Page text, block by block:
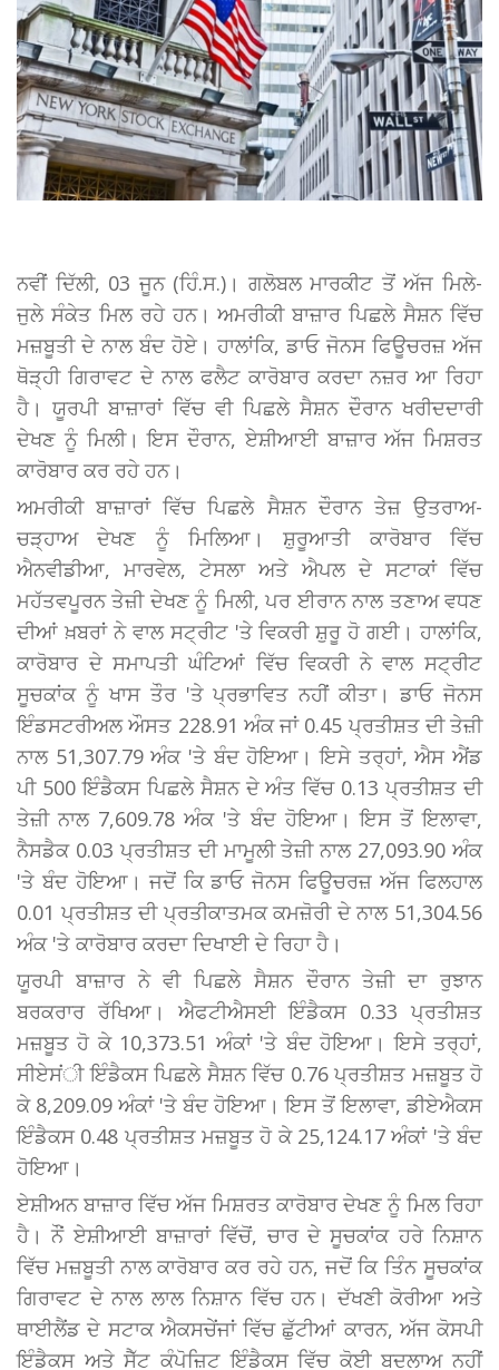
ਨਵੀਂ ਦਿੱਲੀ, 03 ਜੂਨ (ਹਿੰ.ਸ.)। ਗਲੋਬਲ ਮਾਰਕੀਟ ਤੋਂ ਅੱਜ ਮਿਲੇ-
ਜੁਲੇ ਸੰਕੇਤ ਮਿਲ ਰਹੇ ਹਨ। ਅਮਰੀਕੀ ਬਾਜ਼ਾਰ ਪਿਛਲੇ ਸੈਸ਼ਨ ਵਿੱਚ
ਮਜ਼ਬੂਤੀ ਦੇ ਨਾਲ ਬੰਦ ਹੋਏ। ਹਾਲਾਂਕਿ, ਡਾਓ ਜੋਨਸ ਫਿਊਚਰਜ਼ ਅੱਜ
ਥੋੜ੍ਹੀ ਗਿਰਾਵਟ ਦੇ ਨਾਲ ਫਲੈਟ ਕਾਰੋਬਾਰ ਕਰਦਾ ਨਜ਼ਰ ਆ ਰਿਹਾ
ਹੈ। ਯੂਰਪੀ ਬਾਜ਼ਾਰਾਂ ਵਿੱਚ ਵੀ ਪਿਛਲੇ ਸੈਸ਼ਨ ਦੌਰਾਨ ਖਰੀਦਦਾਰੀ
ਦੇਖਣ ਨੂੰ ਮਿਲੀ। ਇਸ ਦੌਰਾਨ, ਏਸ਼ੀਆਈ ਬਾਜ਼ਾਰ ਅੱਜ ਮਿਸ਼ਰਤ
ਕਾਰੋਬਾਰ ਕਰ ਰਹੇ ਹਨ।
ਅਮਰੀਕੀ ਬਾਜ਼ਾਰਾਂ ਵਿੱਚ ਪਿਛਲੇ ਸੈਸ਼ਨ ਦੌਰਾਨ ਤੇਜ਼ ਉਤਰਾਅ-
ਚੜ੍ਹਾਅ ਦੇਖਣ ਨੂੰ ਮਿਲਿਆ। ਸ਼ੁਰੂਆਤੀ ਕਾਰੋਬਾਰ ਵਿੱਚ
ਐਨਵੀਡੀਆ, ਮਾਰਵੇਲ, ਟੇਸਲਾ ਅਤੇ ਐਪਲ ਦੇ ਸਟਾਕਾਂ ਵਿੱਚ
ਮਹੱਤਵਪੂਰਨ ਤੇਜ਼ੀ ਦੇਖਣ ਨੂੰ ਮਿਲੀ, ਪਰ ਈਰਾਨ ਨਾਲ ਤਣਾਅ ਵਧਣ
ਦੀਆਂ ਖ਼ਬਰਾਂ ਨੇ ਵਾਲ ਸਟ੍ਰੀਟ 'ਤੇ ਵਿਕਰੀ ਸ਼ੁਰੂ ਹੋ ਗਈ। ਹਾਲਾਂਕਿ,
ਕਾਰੋਬਾਰ ਦੇ ਸਮਾਪਤੀ ਘੰਟਿਆਂ ਵਿੱਚ ਵਿਕਰੀ ਨੇ ਵਾਲ ਸਟ੍ਰੀਟ
ਸੂਚਕਾਂਕ ਨੂੰ ਖਾਸ ਤੌਰ 'ਤੇ ਪ੍ਰਭਾਵਿਤ ਨਹੀਂ ਕੀਤਾ। ਡਾਓ ਜੋਨਸ
ਇੰਡਸਟਰੀਅਲ ਔਸਤ 228.91 ਅੰਕ ਜਾਂ 0.45 ਪ੍ਰਤੀਸ਼ਤ ਦੀ ਤੇਜ਼ੀ
ਨਾਲ 51,307.79 ਅੰਕ 'ਤੇ ਬੰਦ ਹੋਇਆ। ਇਸੇ ਤਰ੍ਹਾਂ, ਐਸ ਐਂਡ
ਪੀ 500 ਇੰਡੈਕਸ ਪਿਛਲੇ ਸੈਸ਼ਨ ਦੇ ਅੰਤ ਵਿੱਚ 0.13 ਪ੍ਰਤੀਸ਼ਤ ਦੀ
ਤੇਜ਼ੀ ਨਾਲ 7,609.78 ਅੰਕ 'ਤੇ ਬੰਦ ਹੋਇਆ। ਇਸ ਤੋਂ ਇਲਾਵਾ,
ਨੈਸਡੈਕ 0.03 ਪ੍ਰਤੀਸ਼ਤ ਦੀ ਮਾਮੂਲੀ ਤੇਜ਼ੀ ਨਾਲ 27,093.90 ਅੰਕ
'ਤੇ ਬੰਦ ਹੋਇਆ। ਜਦੋਂ ਕਿ ਡਾਓ ਜੋਨਸ ਫਿਊਚਰਜ਼ ਅੱਜ ਫਿਲਹਾਲ
0.01 ਪ੍ਰਤੀਸ਼ਤ ਦੀ ਪ੍ਰਤੀਕਾਤਮਕ ਕਮਜ਼ੋਰੀ ਦੇ ਨਾਲ 51,304.56
ਅੰਕ 'ਤੇ ਕਾਰੋਬਾਰ ਕਰਦਾ ਦਿਖਾਈ ਦੇ ਰਿਹਾ ਹੈ।
ਯੂਰਪੀ ਬਾਜ਼ਾਰ ਨੇ ਵੀ ਪਿਛਲੇ ਸੈਸ਼ਨ ਦੌਰਾਨ ਤੇਜ਼ੀ ਦਾ ਰੁਝਾਨ
ਬਰਕਰਾਰ ਰੱਖਿਆ। ਐਫਟੀਐਸਈ ਇੰਡੈਕਸ 0.33 ਪ੍ਰਤੀਸ਼ਤ
ਮਜ਼ਬੂਤ ਹੋ ਕੇ 10,373.51 ਅੰਕਾਂ 'ਤੇ ਬੰਦ ਹੋਇਆ। ਇਸੇ ਤਰ੍ਹਾਂ,
ਸੀਏਸਂੀ ਇੰਡੈਕਸ ਪਿਛਲੇ ਸੈਸ਼ਨ ਵਿੱਚ 0.76 ਪ੍ਰਤੀਸ਼ਤ ਮਜ਼ਬੂਤ ਹੋ
ਕੇ 8,209.09 ਅੰਕਾਂ 'ਤੇ ਬੰਦ ਹੋਇਆ। ਇਸ ਤੋਂ ਇਲਾਵਾ, ਡੀਏਐਕਸ
ਇੰਡੈਕਸ 0.48 ਪ੍ਰਤੀਸ਼ਤ ਮਜ਼ਬੂਤ ਹੋ ਕੇ 25,124.17 ਅੰਕਾਂ 'ਤੇ ਬੰਦ
ਹੋਇਆ।
ਏਸ਼ੀਅਨ ਬਾਜ਼ਾਰ ਵਿੱਚ ਅੱਜ ਮਿਸ਼ਰਤ ਕਾਰੋਬਾਰ ਦੇਖਣ ਨੂੰ ਮਿਲ ਰਿਹਾ
ਹੈ। ਨੌਂ ਏਸ਼ੀਆਈ ਬਾਜ਼ਾਰਾਂ ਵਿੱਚੋਂ, ਚਾਰ ਦੇ ਸੂਚਕਾਂਕ ਹਰੇ ਨਿਸ਼ਾਨ
ਵਿੱਚ ਮਜ਼ਬੂਤੀ ਨਾਲ ਕਾਰੋਬਾਰ ਕਰ ਰਹੇ ਹਨ, ਜਦੋਂ ਕਿ ਤਿੰਨ ਸੂਚਕਾਂਕ
ਗਿਰਾਵਟ ਦੇ ਨਾਲ ਲਾਲ ਨਿਸ਼ਾਨ ਵਿੱਚ ਹਨ। ਦੱਖਣੀ ਕੋਰੀਆ ਅਤੇ
ਥਾਈਲੈਂਡ ਦੇ ਸਟਾਕ ਐਕਸਚੇਂਜਾਂ ਵਿੱਚ ਛੁੱਟੀਆਂ ਕਾਰਨ, ਅੱਜ ਕੋਸਪੀ
ਇੰਡੈਕਸ ਅਤੇ ਸੈੱਟ ਕੰਪੋਜ਼ਿਟ ਇੰਡੈਕਸ ਵਿੱਚ ਕੋਈ ਬਦਲਾਅ ਨਹੀਂ